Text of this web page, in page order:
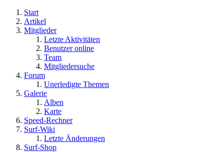
Start
Artikel
Mitglieder
Letzte Aktivitäten
Benutzer online
Team
Mitgliedersuche
Forum
Unerledigte Themen
Galerie
Alben
Karte
Speed-Rechner
Surf-Wiki
Letzte Änderungen
Surf-Shop